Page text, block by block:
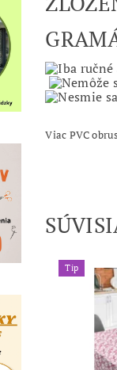
Viac PVC
Tip